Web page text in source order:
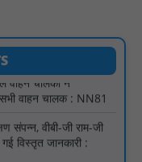
वाहन चालकों ने
वाहन चालक : NN81
वीबी-जी राम-जी
विस्तृत जानकारी :
विधायक ललित यादव ने